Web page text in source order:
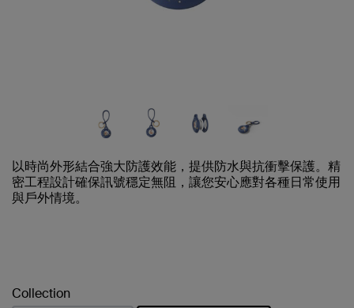
以時尚外形結合強大防護效能，提供防水與抗衝擊保護。精
密工程設計確保訊號穩定無阻，讓您安心應對各種日常使用
與戶外情境。
Collection